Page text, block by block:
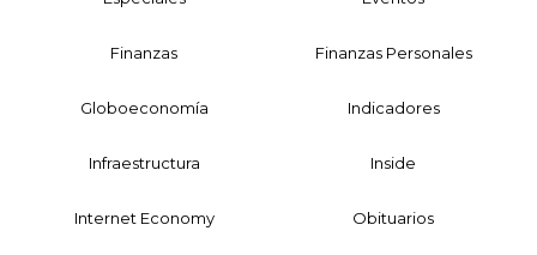
Finanzas Finanzas Personales
Globoeconomía Indicadores
Infraestructura Inside
Internet Economy Obituarios